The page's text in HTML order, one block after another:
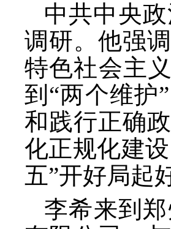
中共中央
调研。他强
特色社会主
到“两个维护
和践行正确
化正规化建
五”开好局起
李希来到